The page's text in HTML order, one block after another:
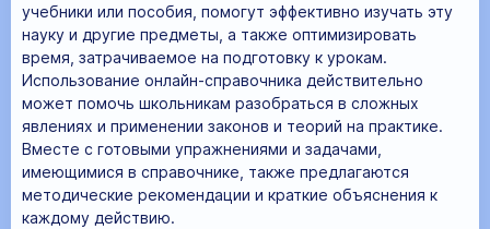
учебники или пособия, помогут эффективно изучать эту
науку и другие предметы, а также оптимизировать
время, затрачиваемое на подготовку к урокам.
Использование онлайн-справочника действительно
может помочь школьникам разобраться в сложных
явлениях и применении законов и теорий на практике.
Вместе с готовыми упражнениями и задачами,
имеющимися в справочнике, также предлагаются
методические рекомендации и краткие объяснения к
каждому действию.